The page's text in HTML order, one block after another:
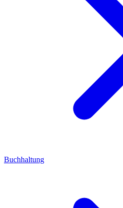
Buchhaltung